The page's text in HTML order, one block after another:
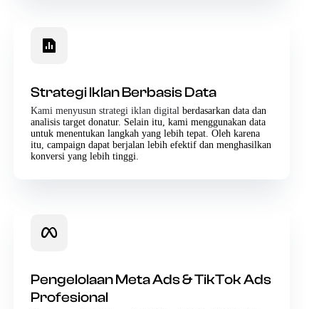
Strategi Iklan Berbasis Data
Kami menyusun strategi iklan digital berdasarkan data dan
analisis target donatur. Selain itu, kami menggunakan data
untuk menentukan langkah yang lebih tepat. Oleh karena
itu, campaign dapat berjalan lebih efektif dan menghasilkan
konversi yang lebih tinggi.
Pengelolaan Meta Ads & TikTok Ads
Profesional